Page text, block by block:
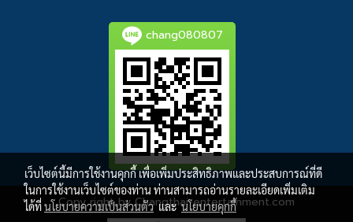
chang080807
Copy right by Changthai-entertainment.com
เว็บไซต์นี้มีการใช้งานคุกกี้ เพื่อเพิ่มประสิทธิภาพและประสบการณ์ที่ดี
ในการใช้งานเว็บไซต์ของท่าน ท่านสามารถอ่านรายละเอียดเพิ่มเติม
ได้ที่นโยบายความเป็นส่วนตัวและนโยบายคุกกี้